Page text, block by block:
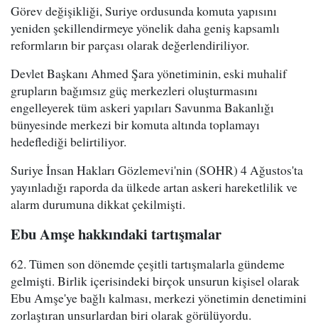
Görev değişikliği, Suriye ordusunda komuta yapısını
yeniden şekillendirmeye yönelik daha geniş kapsamlı
reformların bir parçası olarak değerlendiriliyor.
Devlet Başkanı Ahmed Şara yönetiminin, eski muhalif
grupların bağımsız güç merkezleri oluşturmasını
engelleyerek tüm askeri yapıları Savunma Bakanlığı
bünyesinde merkezi bir komuta altında toplamayı
hedeflediği belirtiliyor.
Suriye İnsan Hakları Gözlemevi'nin (SOHR) 4 Ağustos'ta
yayınladığı raporda da ülkede artan askeri hareketlilik ve
alarm durumuna dikkat çekilmişti.
Ebu Amşe hakkındaki tartışmalar
62. Tümen son dönemde çeşitli tartışmalarla gündeme
gelmişti. Birlik içerisindeki birçok unsurun kişisel olarak
Ebu Amşe'ye bağlı kalması, merkezi yönetimin denetimini
zorlaştıran unsurlardan biri olarak görülüyordu.